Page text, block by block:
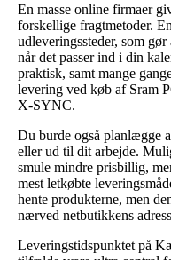
En masse online firmaer
forskellige fragtmetoder.
udleveringssteder, som
når det passer ind i din
praktisk, samt mange
levering ved køb af Sram
X-SYNC.
Du burde også planlægge
eller ud til dit arbejde.
smule mindre prisbillig,
mest letkøbte
hente produkterne, men
nærved netbutikkens
Leveringstidspunktet på